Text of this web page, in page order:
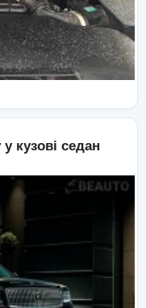
у кузові седан